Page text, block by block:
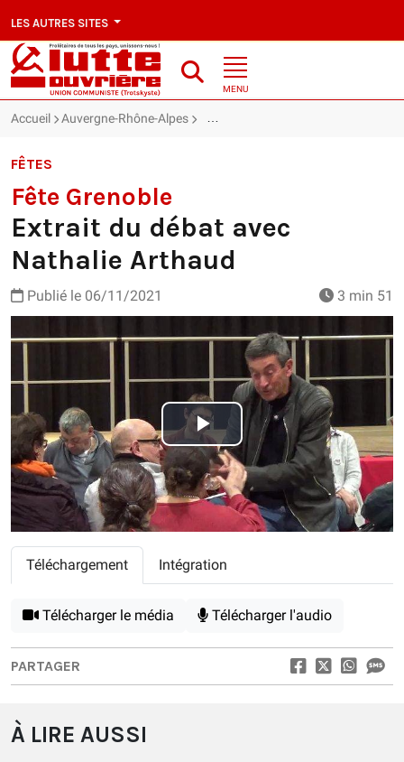
LES AUTRES SITES
MENU
Accueil Auvergne-Rhône-Alpes Fête Grenoble : Extrait du débat
FÊTES
Fête Grenoble
Extrait du débat avec
Nathalie Arthaud
Publié le 06/11/2021 3 min 51
Play
Video
Téléchargement Intégration
Télécharger le média Télécharger l'audio
PARTAGER
À LIRE AUSSI